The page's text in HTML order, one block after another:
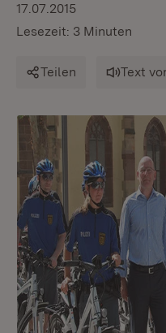
17.07.2015
Lesezeit: 3 Minuten
Teilen Text